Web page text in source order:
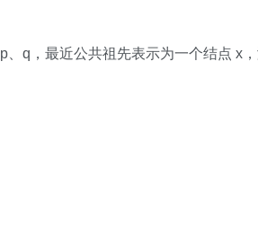
q，最近公共祖先表示为一个结点 x